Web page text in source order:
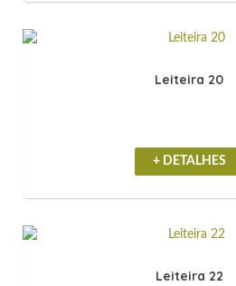
Leiteira 20
+ DETALHES
Leiteira 22